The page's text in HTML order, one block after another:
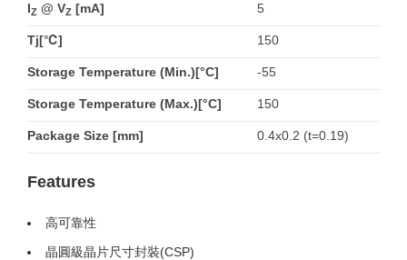
IZ @ VZ [mA] 5
Tj[℃] 150
Storage Temperature (Min.)[°C] -55
Storage Temperature (Max.)[°C] 150
Package Size [mm] 0.4x0.2 (t=0.19)
Features
高可靠性
晶圓級晶片尺寸封裝(CSP)